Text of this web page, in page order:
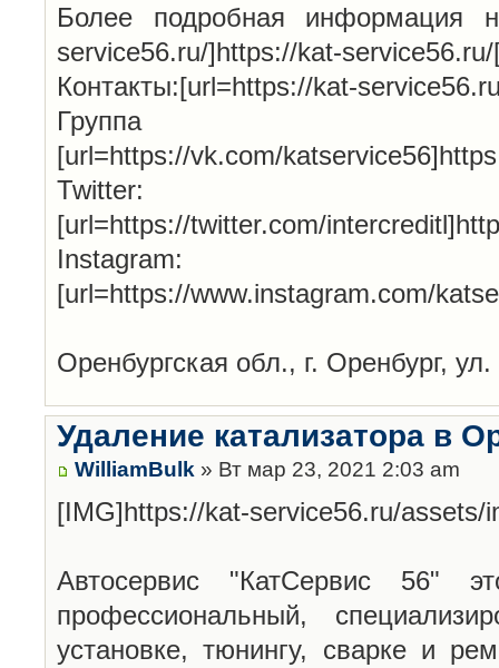
Более подробная информация
service56.ru/]https://kat-
Контакты:[url=https://kat-
[url=https://vk.com/
Twitter:
[url=https://twitter.com/
Instagram:
[url=https://www.instagram.com/
Оренбургская обл., г. Оренбург,
Удаление катализатора в
WilliamBulk » Вт мар 23, 2021 2:03 am
[IMG]https://kat-service56.ru/assets/
Автосервис "КатСервис 56"
профессиональный,
установке, тюнингу, сварке и